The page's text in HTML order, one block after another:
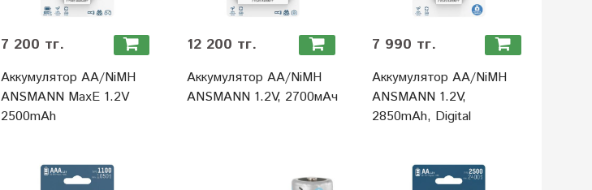
7 200 тг.
Аккумулятор АА/NiMH
ANSMANN MaxE 1.2V
2500mAh
12 200 тг.
Аккумулятор АА/NiMH
ANSMANN 1.2V, 2700мАч
7 990 тг.
Аккумулятор АА/NiMH
ANSMANN 1.2V,
2850mAh, Digital